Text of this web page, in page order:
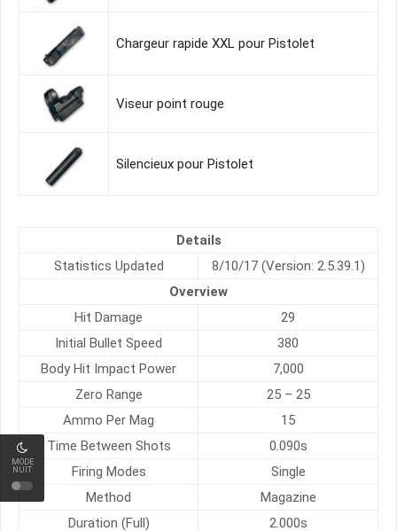
MODE
NUIT
Chargeur rapide XXL pour Pistolet
Viseur point rouge
Silencieux pour Pistolet
Details
Statistics Updated
8/10/17 (Version: 2.5.39.1)
Overview
Hit Damage
29
Initial Bullet Speed
380
Body Hit Impact Power
7,000
Zero Range
25 – 25
Ammo Per Mag
15
Time Between Shots
0.090s
Firing Modes
Single
Method
Magazine
Duration (Full)
2.000s